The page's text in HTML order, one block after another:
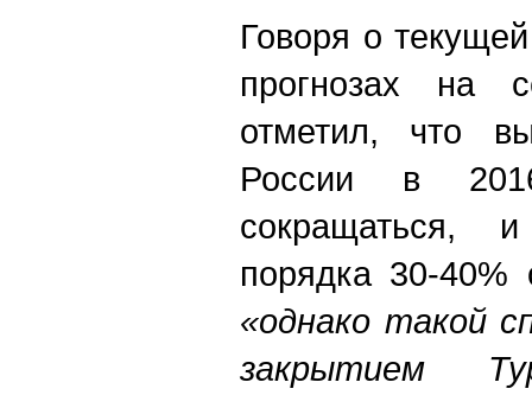
Говоря о
прогнозах на
отметил, что
России в
сокращаться,
порядка 30-40%
«однако такой
закрытием